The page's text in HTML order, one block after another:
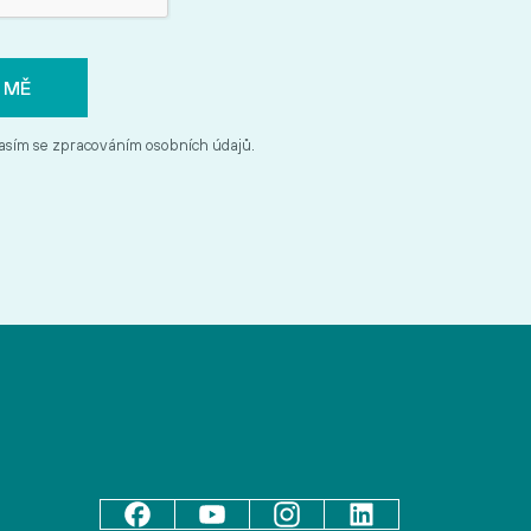
se zpracováním osobních údajů.